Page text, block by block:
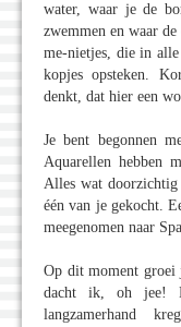
water, waar je de
zwemmen en waar
me-nietjes, die in alle
kopjes opsteken.
denkt, dat hier een
Je bent begonnen
Aquarellen hebben
Alles wat doorzichtig
één van je gekocht.
meegenomen naar
Op dit moment groei
dacht ik, oh jee!
langzamerhand